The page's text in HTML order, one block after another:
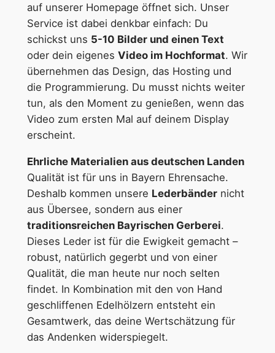
auf unserer Homepage öffnet sich. Unser
Service ist dabei denkbar einfach: Du
schickst uns 5-10 Bilder und einen Text
oder dein eigenes Video im Hochformat. Wir
übernehmen das Design, das Hosting und
die Programmierung. Du musst nichts weiter
tun, als den Moment zu genießen, wenn das
Video zum ersten Mal auf deinem Display
erscheint.
Ehrliche Materialien aus deutschen Landen
Qualität ist für uns in Bayern Ehrensache.
Deshalb kommen unsere Lederbändernicht
aus Übersee, sondern aus einer
traditionsreichen Bayrischen Gerberei.
Dieses Leder ist für die Ewigkeit gemacht –
robust, natürlich gegerbt und von einer
Qualität, die man heute nur noch selten
findet. In Kombination mit den von Hand
geschliffenen Edelhölzern entsteht ein
Gesamtwerk, das deine Wertschätzung für
das Andenken widerspiegelt.